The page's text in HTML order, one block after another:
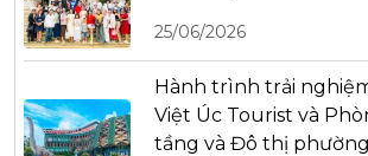
25/06/2026
Hành trình trải
Việt Úc Tourist và
tầng và Đô thị